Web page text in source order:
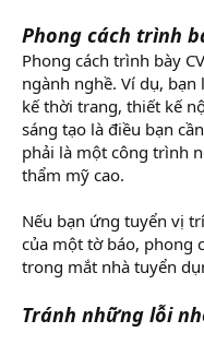
Phong cách trình
Phong cách trình bày
ngành nghề. Ví dụ,
kế thời trang, thiết kế
sáng tạo là điều bạn
phải là một công trình
thẩm mỹ cao.
Nếu bạn ứng tuyển vị
của một tờ báo, phong
trong mắt nhà tuyển
Tránh những lỗi